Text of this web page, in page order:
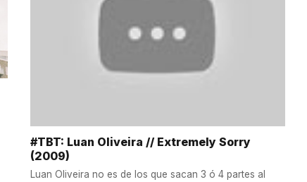
#TBT: Luan Oliveira // Extremely Sorry
(2009)
Luan Oliveira no es de los que sacan 3 ó 4 partes al